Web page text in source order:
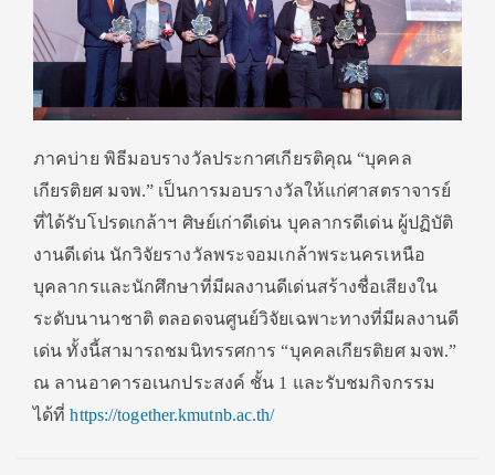
ภาคบ่าย พิธีมอบรางวัลประกาศเกียรติคุณ “บุคคล
เกียรติยศ มจพ.” เป็นการมอบรางวัลให้แก่ศาสตราจารย์
ที่ได้รับโปรดเกล้าฯ ศิษย์เก่าดีเด่น บุคลากรดีเด่น ผู้ปฏิบัติ
งานดีเด่น นักวิจัยรางวัลพระจอมเกล้าพระนครเหนือ
บุคลากรและนักศึกษาที่มีผลงานดีเด่นสร้างชื่อเสียงใน
ระดับนานาชาติ ตลอดจนศูนย์วิจัยเฉพาะทางที่มีผลงานดี
เด่น ทั้งนี้สามารถชมนิทรรศการ “บุคคลเกียรติยศ มจพ.”
ณ ลานอาคารอเนกประสงค์ ชั้น 1 และรับชมกิจกรรม
ได้ที่https://together.kmutnb.ac.th/